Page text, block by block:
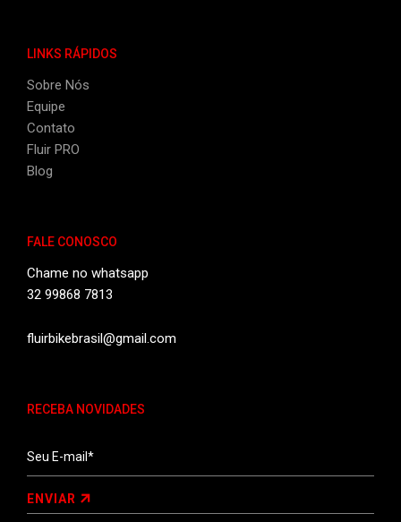
LINKS RÁPIDOS
Sobre Nós
Equipe
Contato
Fluir PRO
Blog
FALE CONOSCO
Chame no whatsapp
32 99868 7813
fluirbikebrasil@gmail.com
RECEBA NOVIDADES
ENVIAR